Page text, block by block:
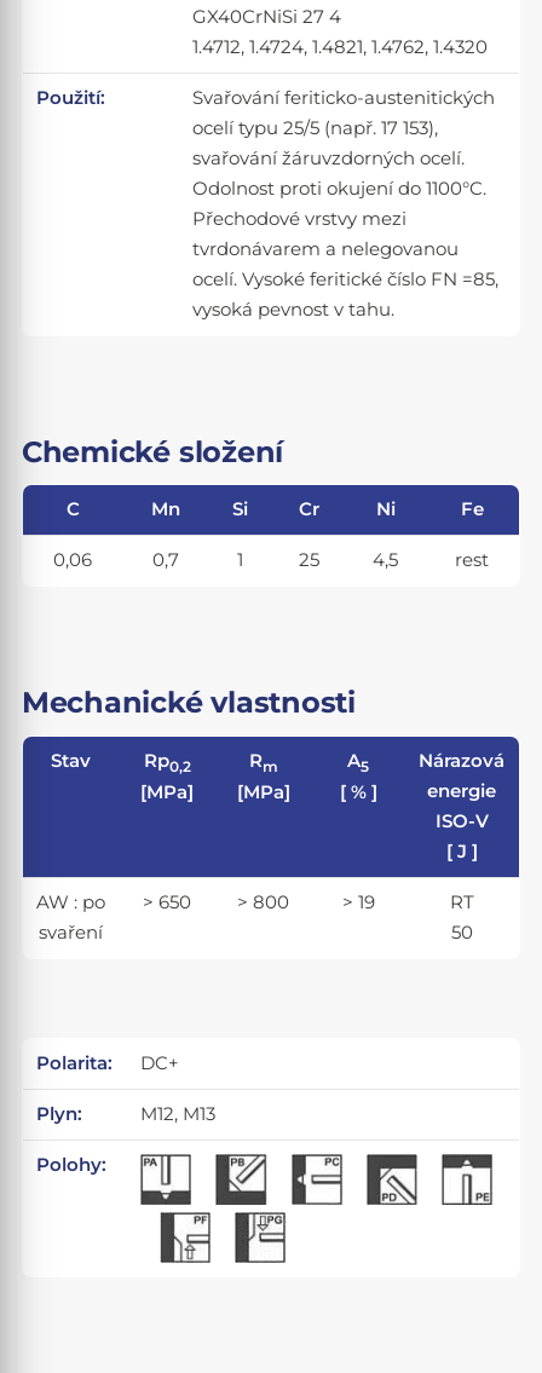
GX40CrNiSi 27 4
1.4712, 1.4724, 1.4821, 1.4762, 1.4320
Použití:
Svařování feriticko-austenitických
ocelí typu 25/5 (např. 17 153),
svařování žáruvzdorných ocelí.
Odolnost proti okujení do 1100°C.
Přechodové vrstvy mezi
tvrdonávarem a nelegovanou
ocelí. Vysoké feritické číslo FN =85,
vysoká pevnost v tahu.
Chemické složení
C Mn Si Cr Ni Fe
0,06 0,7 1 25 4,5 rest
Mechanické vlastnosti
Stav Rp0,2
[MPa]
Rm
[MPa]
A5
[ % ]
Nárazová
energie
ISO-V
[ J ]
AW : po
svaření
> 650 > 800 > 19
RT
50
Polarita: DC+
Plyn: M12, M13
Polohy: